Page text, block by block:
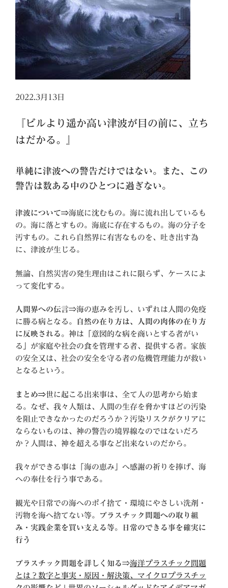
2022.3月13日
『 ビルより遥か高い津波が目の前に、立ち
はだかる。
単純に津波への警告だけではない。また、この
警告は数ある中のひとつに過ぎない。
津波について⇒海底に沈むもの。海に流れ出しているも
の。海に落とすもの。海底に存在するもの。海の分子を
汚すもの。これら自然界に有害なものを、吐き出す為
に、津波が生じる。
無論、自然災害の発生理由はこれに限らず、ケースによ
って変化する。
人間界への伝言⇒海の恵みを汚し、いずれは人間の免疫
に勝る病となる。
自然の在り方は、人間の肉体の在り方
に反映される。 神は「意図的な病を商いとする者がい
る」が家庭や社会の食を管理する者、提供する者。家族
の安全又は、社会の安全を守る者の危機管理能力が救い
となるという。
まとめ⇒世に起こる出来事は、全て人の思考から始ま
る。なぜ、我々人類は、人間の生存を脅かすほどの汚染
を阻止できなかったのだろうか？汚染リスクがクリアに
ならないものは、神の警告の境界線なのではないだろ
か？人間は、神を超える事など出来ないのだから。
我々ができる事は「海の恵み」へ感謝の祈りを捧げ、海
への奉仕を行う事である。
観光や日常での海へのポイ捨て・環境にやさしい洗剤・
汚物を海へ捨てない等。
プラスチック問題への取り組
み・実践企業を買い支える等。日常のできる事を確実に
行う
プラスチック問題を詳しく知る⇒海洋プラスチック問題
とは？数字と事実・原因・解決策、マイクロプラスチッ